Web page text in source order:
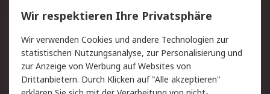
Value Added Services
Lieferlösungen
Rücksendungen
Kontakt
Hilfe
Privatkunden
Rechtliches
Wir respektieren Ihre Privatsphäre
Wir verwenden Cookies und andere Technologien zur
statistischen Nutzungsanalyse, zur Personalisierung und
zur Anzeige von Werbung auf Websites von
Drittanbietern. Durch Klicken auf "Alle akzeptieren"